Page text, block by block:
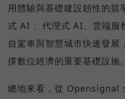
用體驗與基礎建設韌性的競
式 AI 、代理式 AI、雲端服
自駕車與智慧城市快速發展
撐數位經濟的重要基礎設施。
總地來看，從 Opensignal